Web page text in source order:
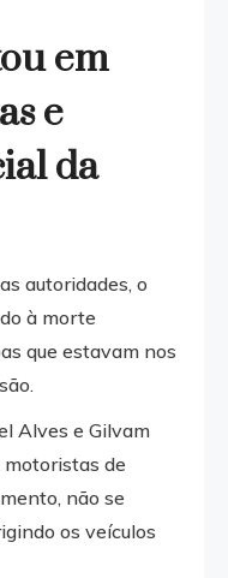
em
e
da
autoridades, o
à morte
que estavam nos
Alves e Gilvam
motoristas de
não se
os veículos